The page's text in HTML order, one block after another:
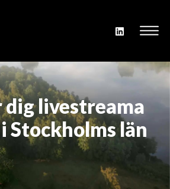
livestreama
Stockholms län